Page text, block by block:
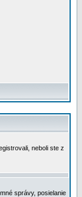
neboli ste z
správy, posielanie